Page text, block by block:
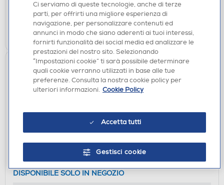
Ritiro in negozio in 30' gratuito:verifica
CERCA NEGOZIO
SAMSONITE - NETWORK4 15.6''-NERO
DISPONIBILE SOLO IN NEGOZIO
Ci serviamo di queste tecnologie, anche di terze
parti, per offrirti una migliore esperienza di
navigazione, per personalizzare contenuti ed
annunci in modo che siano aderenti ai tuoi interessi,
fornirti funzionalità dei social media ed analizzare le
prestazioni del nostro sito. Selezionando
“Impostazioni cookie” ti sarà possibile determinare
quali cookie verranno utilizzati in base alle tue
preferenze. Consulta la nostra cookie policy per
ulteriori informazioni. Cookie Policy
Accetta tutti
Gestisci cookie